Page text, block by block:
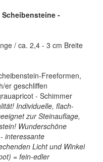
-
/ ca. 2,4 - 3 cm Breite
Freeformen,
er geschliffen
- Schimmer
Individuelle, flach-
zur Steinauflage,
Wunderschöne
interessante
Licht und Winkel
= fein-edler